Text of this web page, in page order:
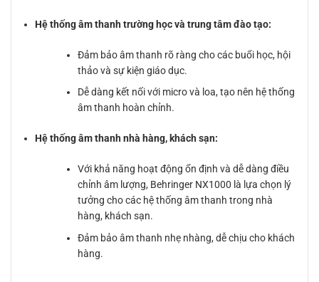
Hệ thống âm thanh trường học và trung tâm đào tạo:
Đảm bảo âm thanh rõ ràng cho các buổi học, hội
thảo và sự kiện giáo dục.
Dễ dàng kết nối với micro và loa, tạo nên hệ thống
âm thanh hoàn chỉnh.
Hệ thống âm thanh nhà hàng, khách sạn:
Với khả năng hoạt động ổn định và dễ dàng điều
chỉnh âm lượng, Behringer NX1000 là lựa chọn lý
tưởng cho các hệ thống âm thanh trong nhà
hàng, khách sạn.
Đảm bảo âm thanh nhẹ nhàng, dễ chịu cho khách
hàng.